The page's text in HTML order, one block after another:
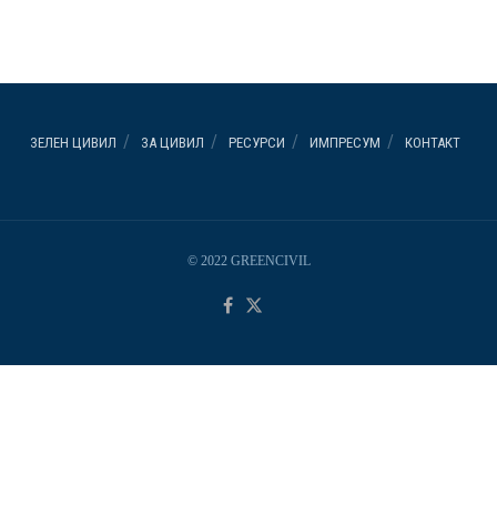
ЗЕЛЕН ЦИВИЛ ЗА ЦИВИЛ РЕСУРСИ ИМПРЕСУМ КОНТАКТ
© 2022 GREENCIVIL